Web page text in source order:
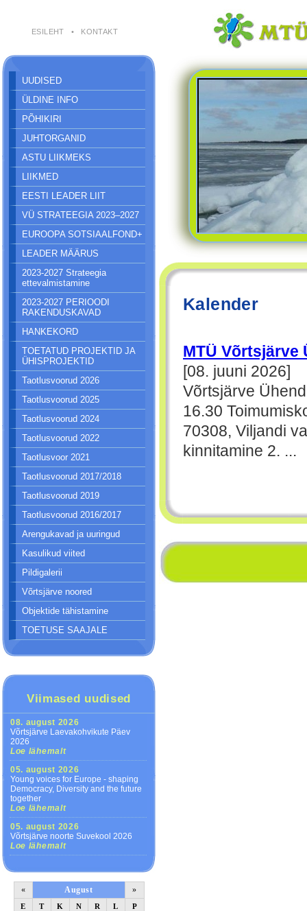
ESILEHT • KONTAKT
UUDISED
ÜLDINE INFO
PÕHIKIRI
JUHTORGANID
ASTU LIIKMEKS
LIIKMED
EESTI LEADER LIIT
VÜ STRATEEGIA 2023–2027
EUROOPA SOTSIAALFOND+
LEADER MÄÄRUS
2023-2027 Strateegia
ettevalmistamine
2023-2027 PERIOODI
RAKENDUSKAVAD
HANKEKORD
TOETATUD PROJEKTID JA
ÜHISPROJEKTID
Taotlusvoorud 2026
Taotlusvoorud 2025
Taotlusvoorud 2024
Taotlusvoorud 2022
Taotlusvoor 2021
Taotlusvoorud 2017/2018
Taotlusvoorud 2019
Taotlusvoorud 2016/2017
Arengukavad ja uuringud
Kasulikud viited
Pildigalerii
Võrtsjärve noored
Objektide tähistamine
TOETUSE SAAJALE
Viimased uudised
08. august 2026
Võrtsjärve Laevakohvikute Päev
2026
Loe lähemalt
05. august 2026
Young voices for Europe - shaping
Democracy, Diversity and the future
together
Loe lähemalt
05. august 2026
Võrtsjärve noorte Suvekool 2026
Loe lähemalt
« August »
E T K N R L
P
Kalender
MTÜ
[08. juuni 2026]
Võrtsjärve
16.30
70308, Viljandi
kinnitamine 2. ...